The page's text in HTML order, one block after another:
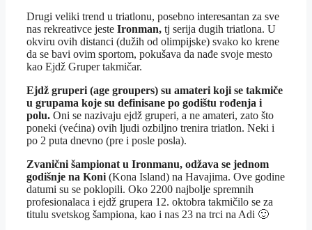
Drugi veliki trend u triatlonu, posebno interesantan za sve
nas rekreativce jeste Ironman, tj serija dugih triatlona. U
okviru ovih distanci (dužih od olimpijske) svako ko krene
da se bavi ovim sportom, pokušava da nađe svoje mesto
kao Ejdž Gruper takmičar.
Ejdž gruperi (age groupers) su amateri koji se takmiče
u grupama koje su definisane po godištu rođenja i
polu. Oni se nazivaju ejdž gruperi, a ne amateri, zato što
poneki (većina) ovih ljudi ozbiljno trenira triatlon. Neki i
po 2 puta dnevno (pre i posle posla).
Zvanični šampionat u Ironmanu, odžava se jednom
godišnje na Koni (Kona Island) na Havajima. Ove godine
datumi su se poklopili. Oko 2200 najbolje spremnih
profesionalaca i ejdž grupera 12. oktobra takmičilo se za
titulu svetskog šampiona, kao i nas 23 na trci na Adi 🙂